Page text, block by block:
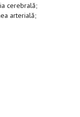
cerebrală;
arterială;